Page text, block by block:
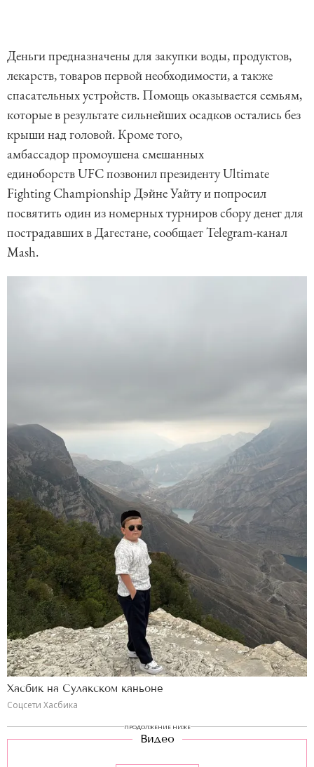
Деньги предназначены для закупки воды, продуктов,
лекарств, товаров первой необходимости, а также
спасательных устройств. Помощь оказывается семьям,
которые в результате сильнейших осадков остались без
крыши над головой. Кроме того,
амбассадор промоушена смешанных
единоборств UFC позвонил президенту Ultimate
Fighting Championship Дэйне Уайту и попросил
посвятить один из номерных турниров сбору денег для
пострадавших в Дагестане, сообщает Telegram-канал
Mash.
Хасбик на Сулакском каньоне
Соцсети Хасбика
ПРОДОЛЖЕНИЕ НИЖЕ
Видео